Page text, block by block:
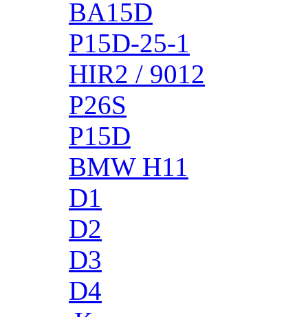
BA15D
P15D-25-1
HIR2 / 9012
P26S
P15D
BMW H11
D1
D2
D3
D4